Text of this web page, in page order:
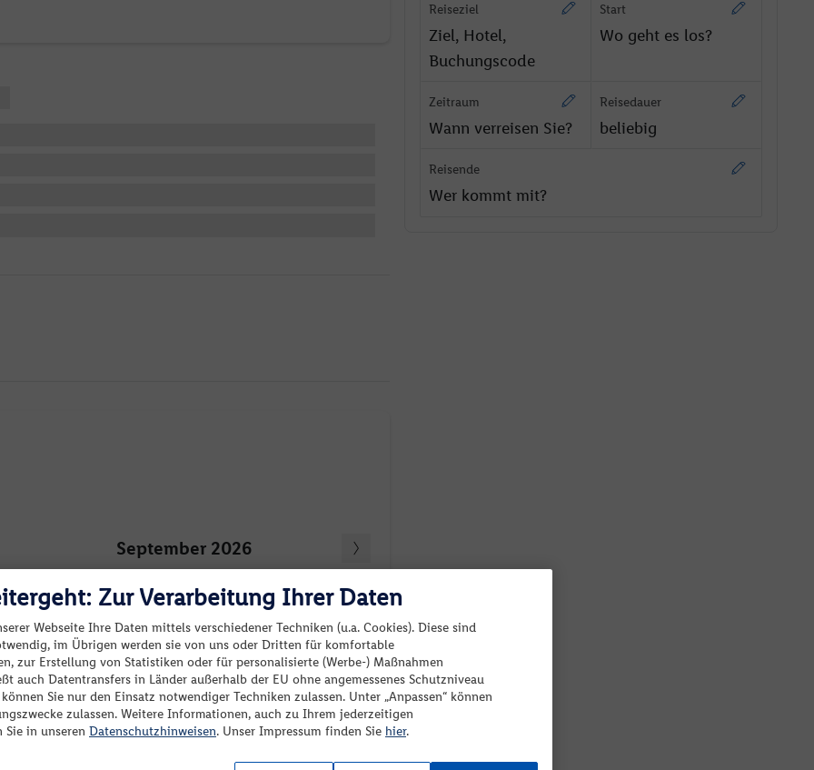
September 2026
-
2
-
3
-
4
-
5
-
6
-
7
-
8
-
9
-
10
-
11
-
12
-
13
-
14
-
15
-
16
-
17
-
18
-
19
-
20
-
25 26 27
Reiseziel
Ziel, Hotel,
Buchungscode
Start
Wo geht es los?
Zeitraum
Wann verreisen Sie?
Reisedauer
beliebig
Reisende
Wer kommt mit?
Zur Verarbeitung Ihrer Daten
Webseite Ihre Daten mittels verschiedener Techniken (u.a. Cookies). Diese sind
im Übrigen werden sie von uns oder Dritten für komfortable
zur Erstellung von Statistiken oder für personalisierte (Werbe-) Maßnahmen
auch Datentransfers in Länder außerhalb der EU ohne angemessenes Schutzniveau
Sie nur den Einsatz notwendiger Techniken zulassen. Unter „Anpassen“ können
zulassen. Weitere Informationen, auch zu Ihrem jederzeitigen
in unseren Datenschutzhinweisen. Unser Impressum finden Sie hier.
Keine passenden Angebote verfügbar.
sind zu Ihrer Suche keine passenden Angebote
Bitte ändern Sie Ihre Reisekriterien oder Filter.